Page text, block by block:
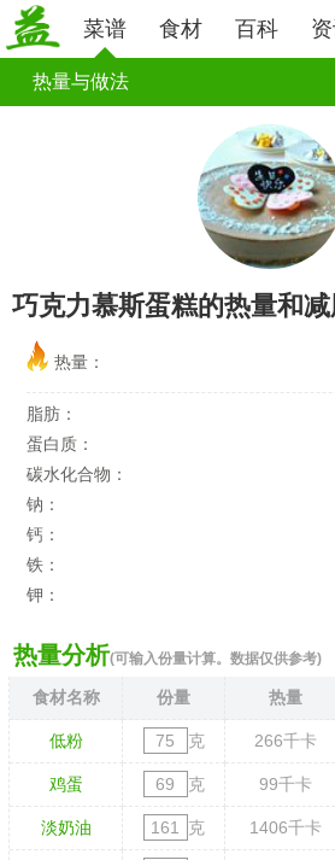
菜谱 食材 百科
热量与做法
巧克力慕斯蛋糕的热量和
热量：
脂肪：
蛋白质：
碳水化合物：
钠：
钙：
铁：
钾：
热量分析(可输入份量计算。数据仅供参考)
食材名称 份量 热量
低粉 克 266千卡
鸡蛋 克 99千卡
淡奶油 克 1406千卡